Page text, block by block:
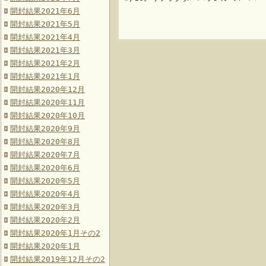
開封結果2021年6月
開封結果2021年5月
開封結果2021年4月
開封結果2021年3月
開封結果2021年2月
開封結果2021年1月
開封結果2020年12月
開封結果2020年11月
開封結果2020年10月
開封結果2020年9月
開封結果2020年8月
開封結果2020年7月
開封結果2020年6月
開封結果2020年5月
開封結果2020年4月
開封結果2020年3月
開封結果2020年2月
開封結果2020年1月その2
開封結果2020年1月
開封結果2019年12月その2